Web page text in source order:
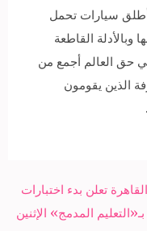
أطلق سيارات تحمل
القاطعة
في حق العالم أجمع من
الذين يقومون
تعلن بدء اختبارات
المدمج» الإثنين